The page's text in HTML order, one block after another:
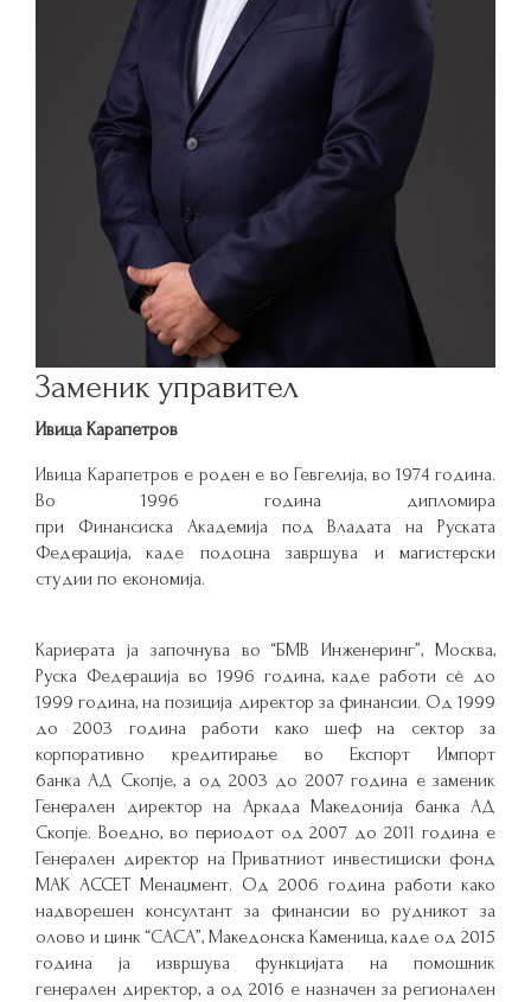
Заменик управител
Ивица Карапетров
Ивица Карапетров е роден е во Гевгелија, во 1974 година.
Во 1996 година дипломира
при Финансиска Академија под Владата на Руската
Федерација, каде подоцна завршува и магистерски
студии по економија.
Кариерата ја започнува во “БМВ Инженеринг”, Москва,
Руска Федерација во 1996 година, каде работи сѐ до
1999 година, на позиција директор за финансии. Од 1999
до 2003 година работи како шеф на сектор за
корпоративно кредитирање во Експорт Импорт
банка АД Скопје, а од 2003 до 2007 година е заменик
Генерален директор на Аркада Македонија банка АД
Скопје. Воедно, во периодот од 2007 до 2011 година е
Генерален директор на Приватниот инвестициски фонд
МАК АССЕТ Менаџмент. Од 2006 година работи како
надворешен консултант за финансии во рудникот за
оловo и цинк “САСА”, Македонска Каменица, каде од 2015
година ја извршува функцијата на помошник
генерален директор, а од 2016 е назначен за регионален